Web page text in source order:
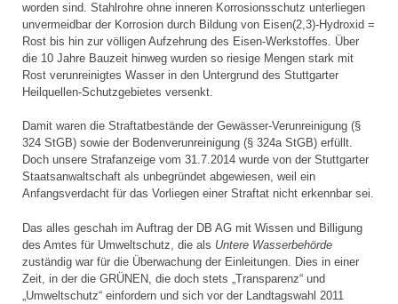
worden sind. Stahlrohre ohne inneren Korrosionsschutz unterliegen
unvermeidbar der Korrosion durch Bildung von Eisen(2,3)-Hydroxid =
Rost bis hin zur völligen Aufzehrung des Eisen-Werkstoffes. Über
die 10 Jahre Bauzeit hinweg wurden so riesige Mengen stark mit
Rost verunreinigtes Wasser in den Untergrund des Stuttgarter
Heilquellen-Schutzgebietes versenkt.
Damit waren die Straftatbestände der Gewässer-Verunreinigung (§
324 StGB) sowie der Bodenverunreinigung (§ 324a StGB) erfüllt.
Doch unsere Strafanzeige vom 31.7.2014 wurde von der Stuttgarter
Staatsanwaltschaft als unbegründet abgewiesen, weil ein
Anfangsverdacht für das Vorliegen einer Straftat nicht erkennbar sei.
Das alles geschah im Auftrag der DB AG mit Wissen und Billigung
des Amtes für Umweltschutz, die als Untere Wasserbehörde
zuständig war für die Überwachung der Einleitungen. Dies in einer
Zeit, in der die GRÜNEN, die doch stets „Transparenz“ und
„Umweltschutz“ einfordern und sich vor der Landtagswahl 2011